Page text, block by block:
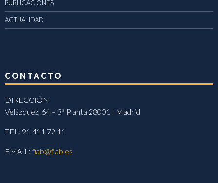
PUBLICACIONES
ACTUALIDAD
CONTACTO
DIRECCIÓN
Velázquez, 64 – 3ª Planta 28001 | Madrid
TEL: 91 411 72 11
EMAIL:fiab@fiab.es